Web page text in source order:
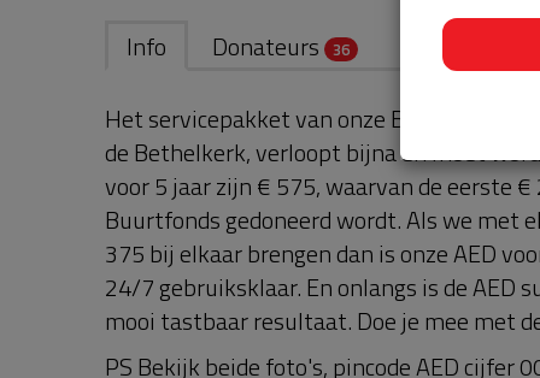
Info Donateurs 36
Het servicepakket van onze BuurtAED,
de Bethelkerk, verloopt bijna en moet
voor 5 jaar zijn € 575, waarvan de eerste
Buurtfonds gedoneerd wordt. Als we met
375 bij elkaar brengen dan is onze AED
24/7 gebruiksklaar. En onlangs is de AED
mooi tastbaar resultaat. Doe je mee met
PS Bekijk beide foto's, pincode AED cijfer